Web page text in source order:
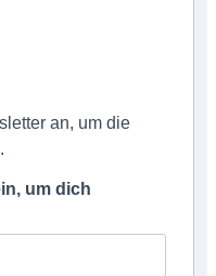
an, um die
um dich